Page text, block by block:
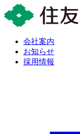
会社案内
お知らせ
採用情報